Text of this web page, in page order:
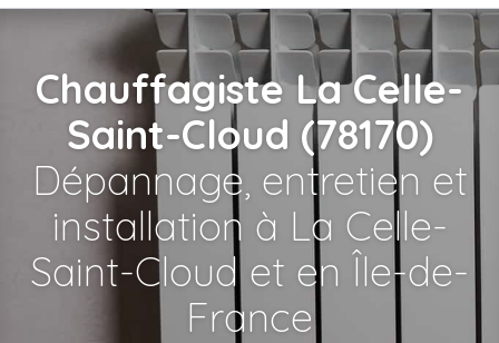
Chauffagiste La Celle-
Saint-Cloud (78170)
Dépannage, entretien et
installation à La Celle-
Saint-Cloud et en Île-de-
France